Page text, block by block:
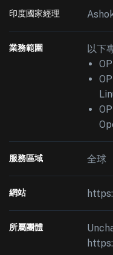
印度國家經理
業務範圍
以下
服務區域 全球
網站
所屬團體